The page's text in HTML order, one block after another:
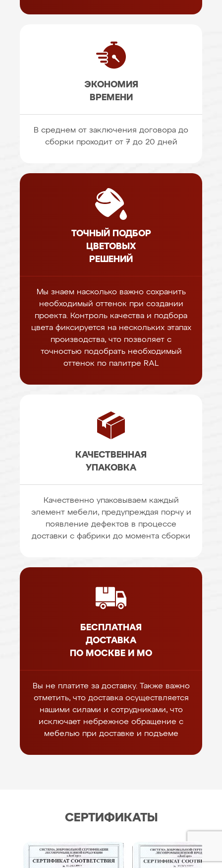
ЭКОНОМИЯ
ВРЕМЕНИ
В среднем от заключения договора до
сборки проходит от 7 до 20 дней
ТОЧНЫЙ ПОДБОР
ЦВЕТОВЫХ
РЕШЕНИЙ
Мы знаем насколько важно сохранить
необходимый оттенок при создании
проекта. Контроль качества и подбора
цвета фиксируется на нескольких этапах
производства, что позволяет с
точностью подобрать необходимый
оттенок по палитре RAL
КАЧЕСТВЕННАЯ
УПАКОВКА
Качественно упаковываем каждый
элемент мебели, предупреждая порчу и
появление дефектов в процессе
доставки с фабрики до момента сборки
БЕСПЛАТНАЯ
ДОСТАВКА
ПО МОСКВЕ И МО
Вы не платите за доставку. Также важно
отметить, что доставка осуществляется
нашими силами и сотрудниками, что
исключает небрежное обращение с
мебелью при доставке и подъеме
СЕРТИФИКАТЫ